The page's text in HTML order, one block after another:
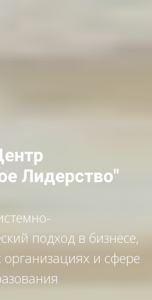
Лидерство"
подход в бизнесе,
организациях и сфере